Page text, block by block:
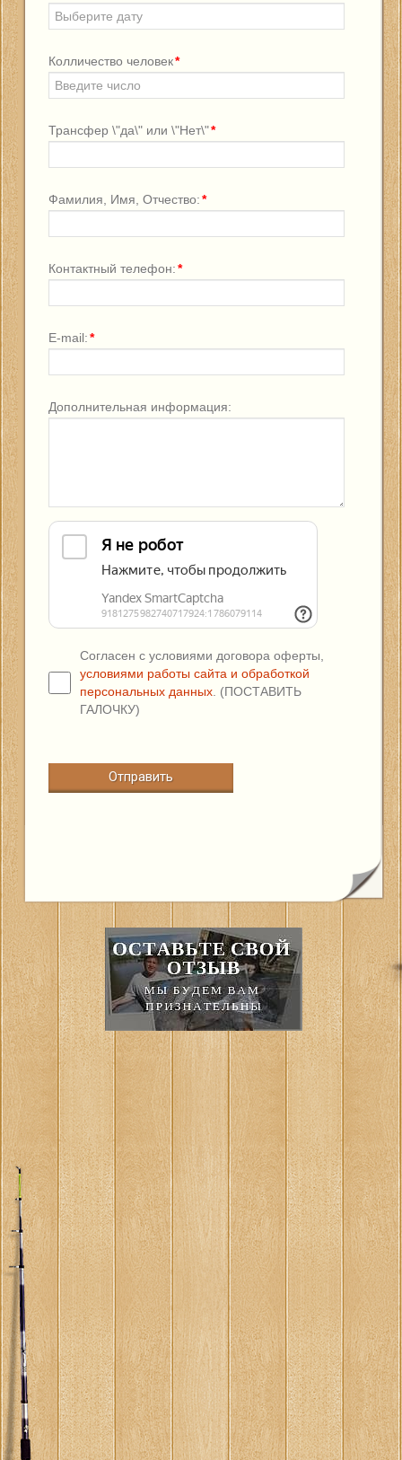
Колличество человек*
Трансфер \"да\" или \"Нет\"*
Фамилия, Имя, Отчество:*
Контактный телефон:*
E-mail:*
Дополнительная информация:
Согласен с условиями договора оферты,
условиями работы сайта и обработкой
персональных данных . (ПОСТАВИТЬ
ГАЛОЧКУ)